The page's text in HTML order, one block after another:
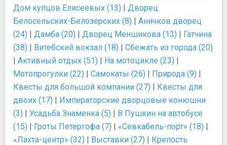
Дом купцов Елисеевых (13) | Дворец
Белосельских-Белозерских (8) | Аничков дворец
(24) | Дамба (20) | Дворец Меншикова (13) | Гатчина
(38) | Витебский вокзал (18) | Сбежать из города (20)
| Активный отдых (51) | На мотоцикле (23) |
Мотопрогулки (22) | Самокаты (26) | Природа (9) |
Квесты для большой компании (27) | Квесты для
двоих (17) | Императорские дворцовые конюшни
(3) | Усадьба Знаменка (5) | В Пушкин на автобусе
(15) | Гроты Петергофа (7) | «Севкабель-порт» (18) |
«Лахта-центр» (32) | Выставки (27) | Крепость